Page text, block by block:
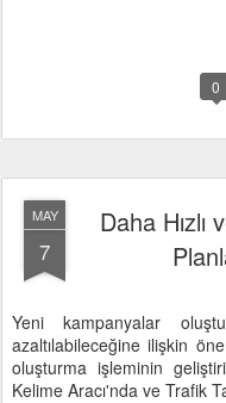
0
MAY
7
Daha
Yeni kampanyalar
azaltılabileceğine ilişkin
oluşturma işleminin
Kelime Aracı'nda ve Trafik